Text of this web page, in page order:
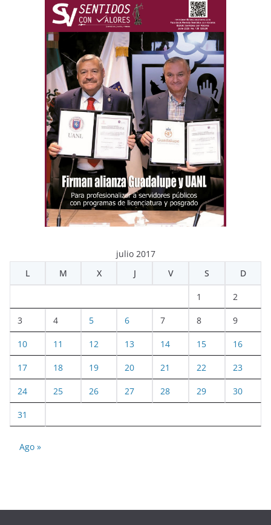
julio 2017
L
M X J V S D
1 2
3 4 5 6 7 8 9
10 11 12 13 14 15 16
17 18 19 20 21 22 23
24 25 26 27 28 29 30
31
Ago »